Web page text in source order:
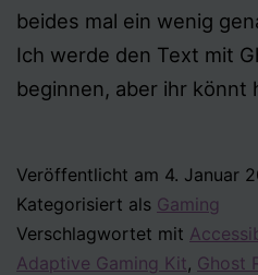
beides mal ein wenig
Ich werde den Text mit
beginnen, aber ihr könnt
Veröffentlicht am 4. Januar
Kategorisiert als Gaming
Verschlagwortet mit
Adaptive Gaming Kit, Ghost